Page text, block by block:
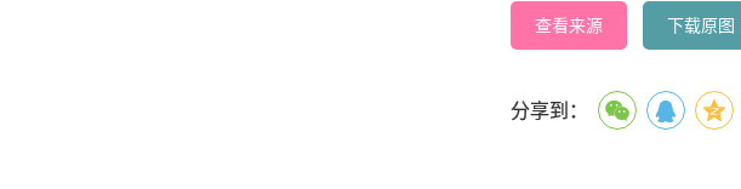
查看来源 下载原图
分享到：